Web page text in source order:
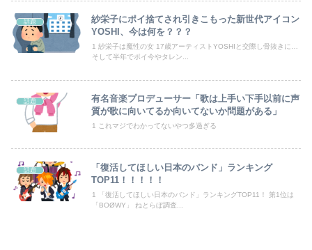
【🧟】「ゾンビたばこ売人」と肩組みショット「小園海斗」に注がれる“厳しい視線” 「レギュラー剥奪も選択肢のひとつに」
【画像】壮絶ないじめでガチ濡れしてる女子
話題
紗栄子にポイ捨てされ引きこもった新世代アイコン
YOSHI、今は何を？？？
1 紗栄子は魔性の女 17歳アーティストYOSHIと交際し骨抜きに…
そして半年でポイ今やタレン...
話題
有名音楽プロデューサー「歌は上手い下手以前に声
質が歌に向いてるか向いてないか問題がある」
1 これマジでわかってないやつ多過ぎる
話題
「復活してほしい日本のバンド」ランキング
TOP11！！！！！
1 「復活してほしい日本のバンド」ランキングTOP11！ 第1位は
「BOØWY」 ねとらぼ調査...